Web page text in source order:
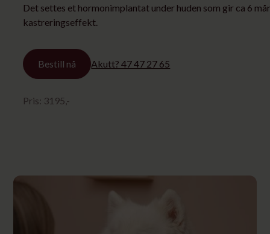
Det settes et hormonimplantat under huden som gir ca 6
kastreringseffekt.
Bestill nå Akutt? 47 47 27 65
Pris: 3195 ,-